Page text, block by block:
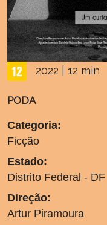
2022 | 12 min
PODA
Categoria:
Ficção
Estado:
Distrito Federal - DF
Direção:
Artur Piramoura